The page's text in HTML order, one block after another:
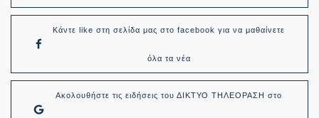
Κάντε like στη σελίδα μας στο facebook για να μαθαίνετε
όλα τα νέα
Ακολουθήστε τις ειδήσεις του ΔΙΚΤΥΟ ΤΗΛΕΟΡΑΣΗ στο